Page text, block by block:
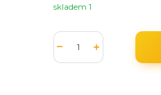
skladem 1